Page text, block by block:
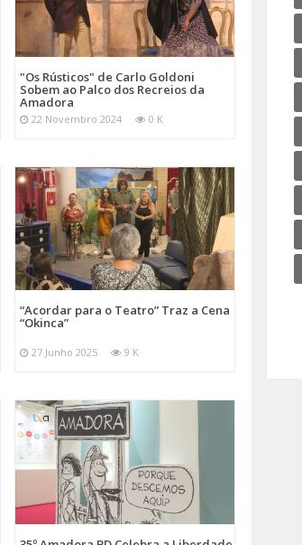
"Os Rústicos" de Carlo Goldoni
Sobem ao Palco dos Recreios da
Amadora
22 Novembro 2024 0 K
“Acordar para o Teatro” Traz a Cena
“Okinca”
27 Junho 2025 9 K